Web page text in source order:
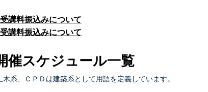
講料振込みについて
講料振込みについて
催スケジュール一覧
系、ＣＰＤは建築系として用語を定義しています。